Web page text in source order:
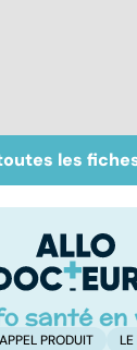
Tout
les
les
PRODUIT